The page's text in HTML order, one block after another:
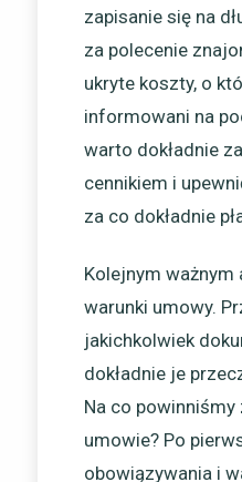
zapisanie się na
za polecenie
ukryte koszty, o
informowani na
warto dokładnie
cennikiem i
za co dokładnie
Kolejnym ważnym
warunki umowy.
jakichkolwiek
dokładnie je
Na co
umowie? Po
obowiązywania i